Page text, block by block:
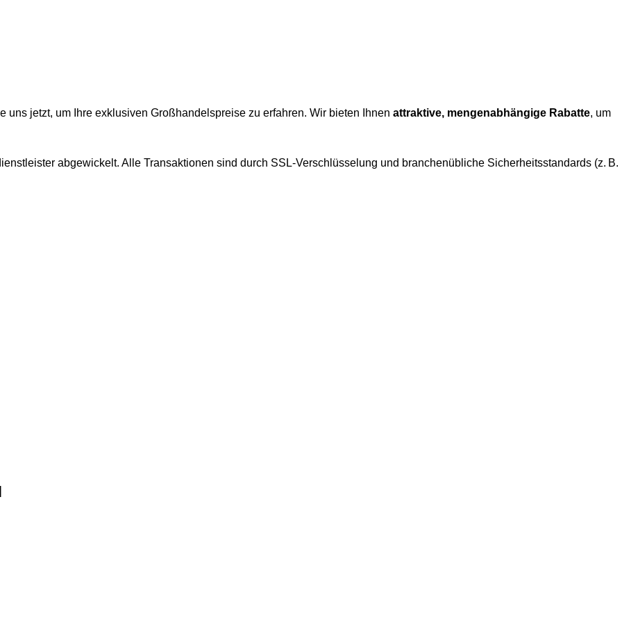
uns jetzt, um Ihre exklusiven Großhandelspreise zu erfahren. Wir bieten Ihnen attraktive, mengenabhängige Rabatte, um
abgewickelt. Alle Transaktionen sind durch SSL-Verschlüsselung und branchenübliche Sicherheitsstandards (z. B.